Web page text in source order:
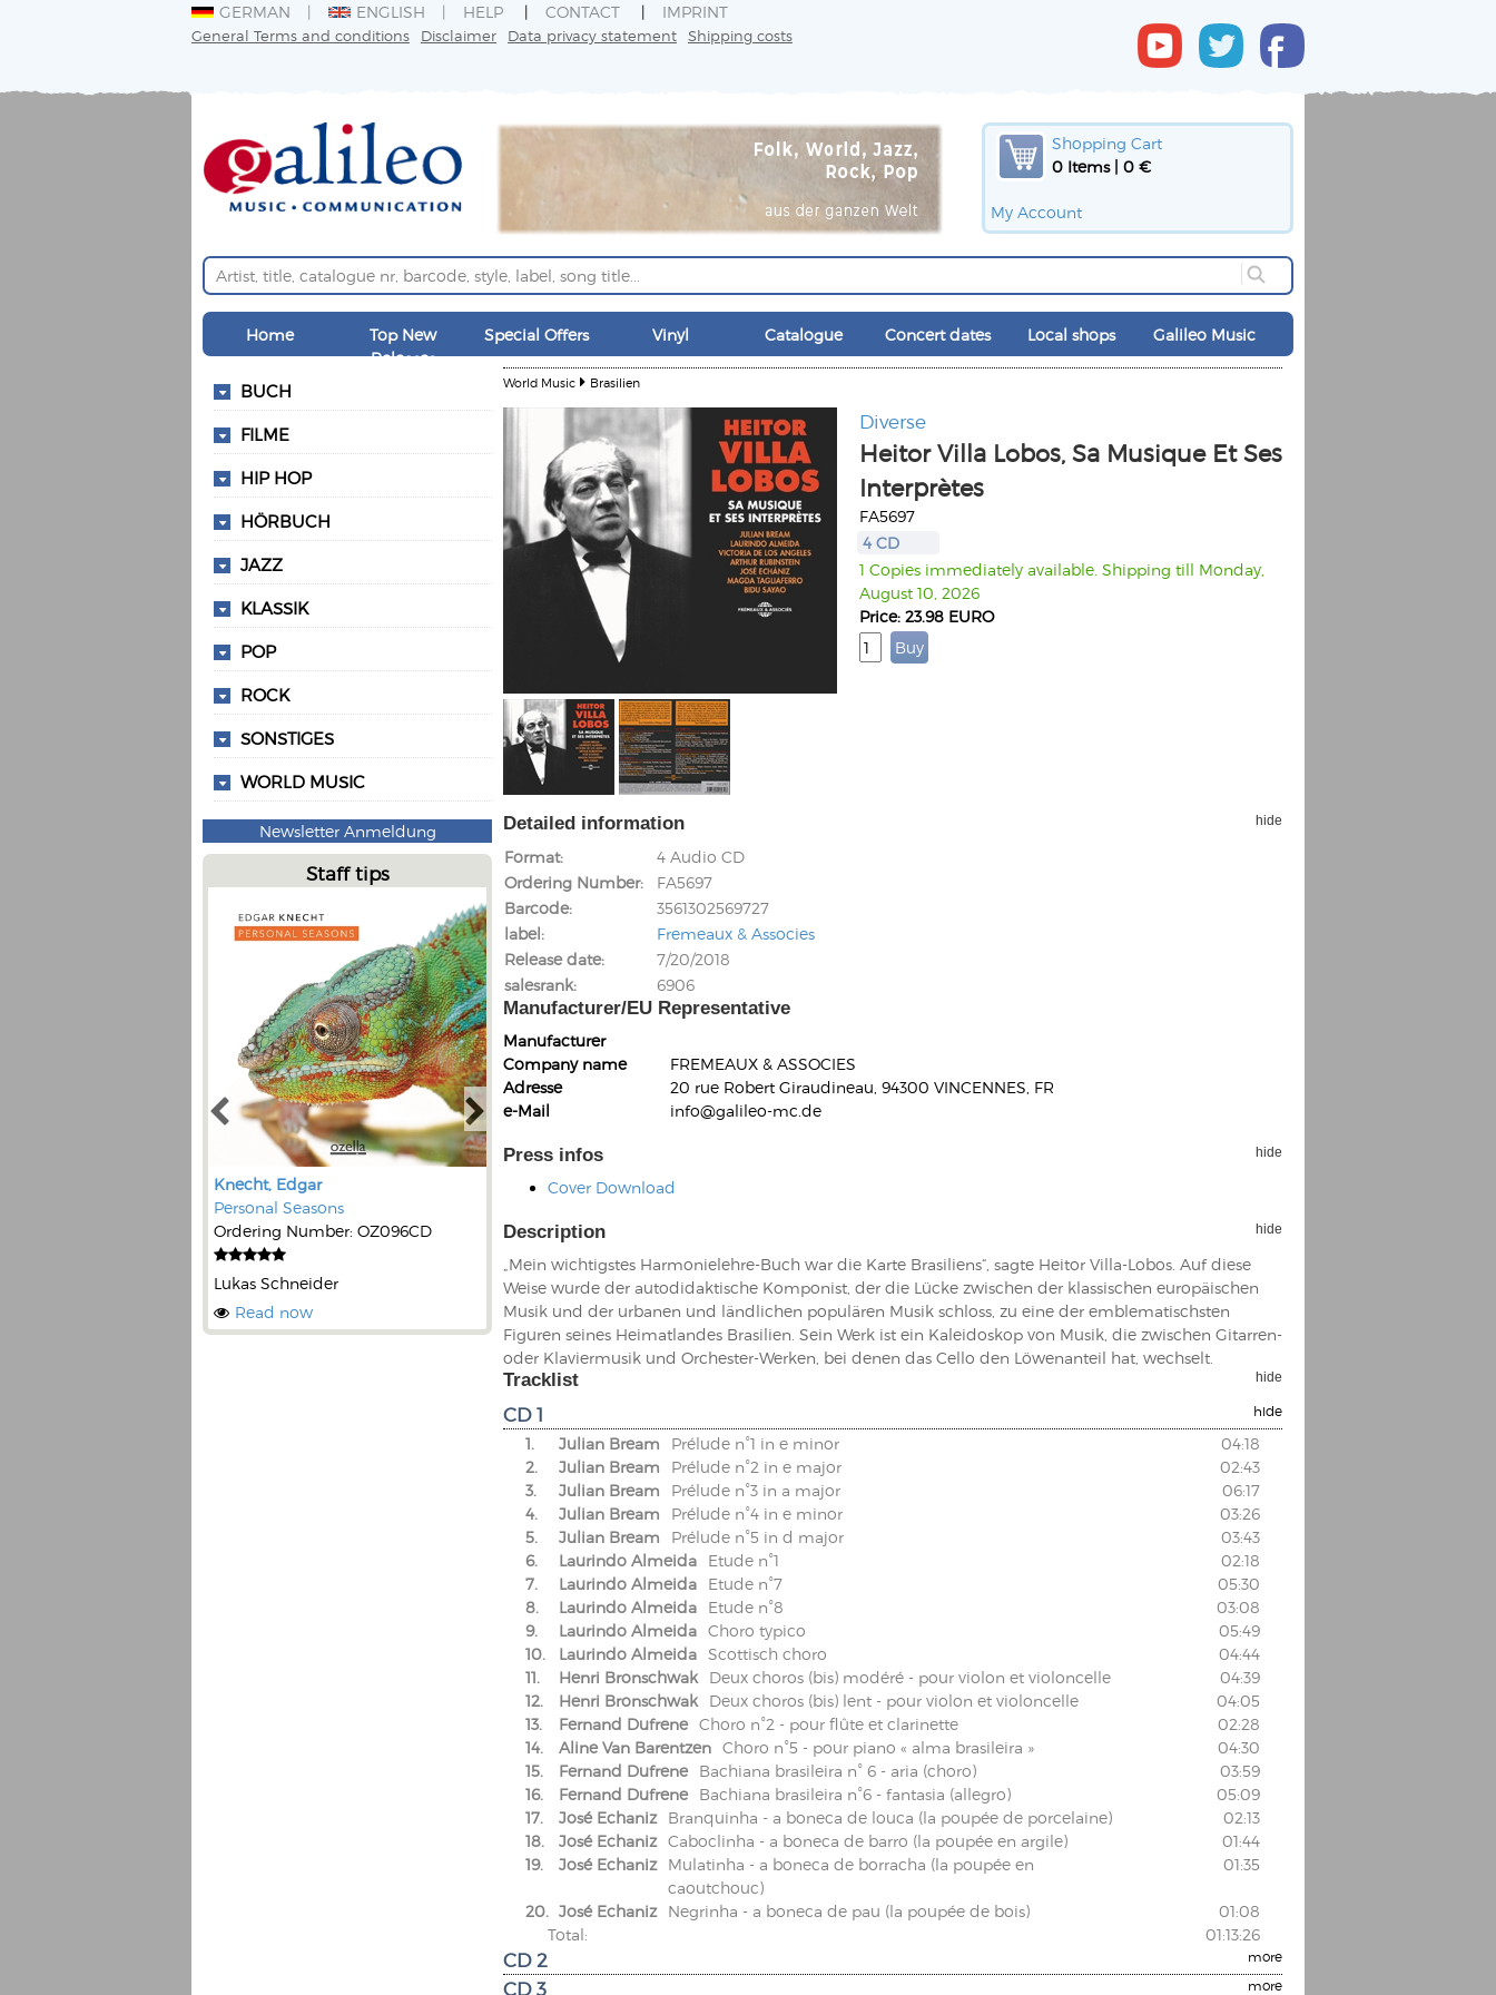
GERMAN ENGLISH HELP CONTACT IMPRINT
General Terms and conditions Disclaimer Data privacy statement Shipping costs
Shopping Cart
0 Items | 0 €
My Account
Home
Top New
Releases
Special Offers Vinyl Catalogue Concert dates Local shops Galileo Music
BUCH
FILME
HIP HOP
HÖRBUCH
JAZZ
KLASSIK
POP
ROCK
SONSTIGES
WORLD MUSIC
Newsletter Anmeldung
Staff tips
Knecht, Edgar
Personal Seasons
Ordering Number: OZ096CD
Lukas Schneider
Read now
Kunkel, Burkard
Monxarella
Daniel Dinkel
Read now
Lukas Schneider
Read now
Daniel Dinkel
Read now
World Music Brasilien
Diverse
Heitor Villa Lobos, Sa Musique Et Ses
Interprètes
FA5697
4 CD
1 Copies immediately available. Shipping till Monday,
August 10, 2026
Price: 23.98 EURO
Detailed information hide
Format
4 Audio CD
Ordering Number
FA5697
Barcode
3561302569727
label
Fremeaux & Associes
Release date
7/20/2018
salesrank
6906
Manufacturer/EU Representative
Manufacturer
Company name
FREMEAUX & ASSOCIES
Adresse
20 rue Robert Giraudineau, 94300 VINCENNES, FR
e-Mail
info@galileo-mc.de
Press infos hide
Cover Download
Description hide
„Mein wichtigstes Harmonielehre-Buch war die Karte Brasiliens“, sagte Heitor Villa-Lobos. Auf diese
Weise wurde der autodidaktische Komponist, der die Lücke zwischen der klassischen europäischen
Musik und der urbanen und ländlichen populären Musik schloss, zu eine der emblematischsten
Figuren seines Heimatlandes Brasilien. Sein Werk ist ein Kaleidoskop von Musik, die zwischen Gitarren-
oder Klaviermusik und Orchester-Werken, bei denen das Cello den Löwenanteil hat, wechselt.
Tracklist hide
hide
CD 1
1. Julian Bream Prélude n°1 in e minor
04:18
2.
Julian Bream Prélude n°2 in e major
02:43
3.
Julian Bream Prélude n°3 in a major
06:17
4.
Julian Bream Prélude n°4 in e minor
03:26
5.
Julian Bream Prélude n°5 in d major
03:43
6.
Laurindo Almeida Etude n°1
02:18
7.
Laurindo Almeida Etude n°7
05:30
8.
Laurindo Almeida Etude n°8
03:08
9.
Laurindo Almeida Choro typico
05:49
10.
Laurindo Almeida Scottisch choro
04:44
11.
Henri Bronschwak Deux choros (bis) modéré - pour violon et violoncelle
04:39
12.
Henri Bronschwak Deux choros (bis) lent - pour violon et violoncelle
04:05
13.
Fernand Dufrene Choro n°2 - pour flûte et clarinette
02:28
14.
Aline Van Barentzen Choro n°5 - pour piano « alma brasileira »
04:30
15.
Fernand Dufrene Bachiana brasileira n° 6 - aria (choro)
03:59
16.
Fernand Dufrene Bachiana brasileira n°6 - fantasia (allegro)
05:09
17.
José Echaniz Branquinha - a boneca de louca (la poupée de porcelaine)
02:13
18.
José Echaniz Caboclinha - a boneca de barro (la poupée en argile)
01:44
19.
José Echaniz
Mulatinha - a boneca de borracha (la poupée en
caoutchouc)
01:35
20. José Echaniz Negrinha - a boneca de pau (la poupée de bois)
01:08
Total:
01:13:26
more
CD 2
more
CD 3